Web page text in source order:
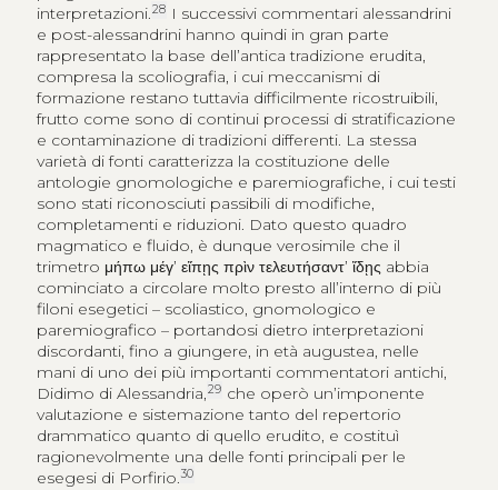
interpretazioni.28 I successivi commentari alessandrini
e post-alessandrini hanno quindi in gran parte
rappresentato la base dell’antica tradizione erudita,
compresa la scoliografia, i cui meccanismi di
formazione restano tuttavia difficilmente ricostruibili,
frutto come sono di continui processi di stratificazione
e contaminazione di tradizioni differenti. La stessa
varietà di fonti caratterizza la costituzione delle
antologie gnomologiche e paremiografiche, i cui testi
sono stati riconosciuti passibili di modifiche,
completamenti e riduzioni. Dato questo quadro
magmatico e fluido, è dunque verosimile che il
trimetro μήπω μέγ’ εἴπῃς πρὶν τελευτήσαντ’ ἴδῃς abbia
cominciato a circolare molto presto all’interno di più
filoni esegetici – scoliastico, gnomologico e
paremiografico – portandosi dietro interpretazioni
discordanti, fino a giungere, in età augustea, nelle
mani di uno dei più importanti commentatori antichi,
Didimo di Alessandria,29 che operò un’imponente
valutazione e sistemazione tanto del repertorio
drammatico quanto di quello erudito, e costituì
ragionevolmente una delle fonti principali per le
esegesi di Porfirio.30